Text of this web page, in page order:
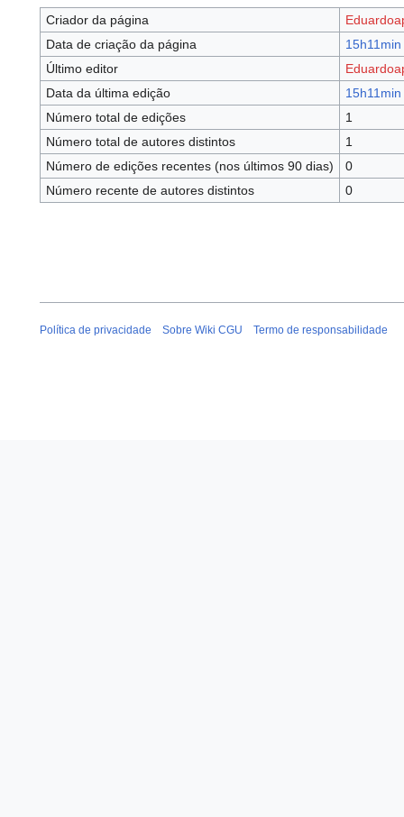
Criador da página
Data de criação da página
Último editor
Data da última edição
Número total de edições
1
Número total de autores distintos
1
Número de edições recentes (nos últimos 90 dias)
0
Número recente de autores distintos
0
Política de privacidade Sobre Wiki CGU Termo de responsabilidade